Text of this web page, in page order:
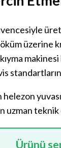
üzerine
uzman
Ürünü